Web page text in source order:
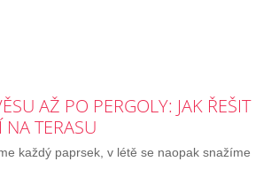
AŽ PO PERGOLY: JAK ŘEŠIT
NA TERASU
každý paprsek, v létě se naopak snažíme